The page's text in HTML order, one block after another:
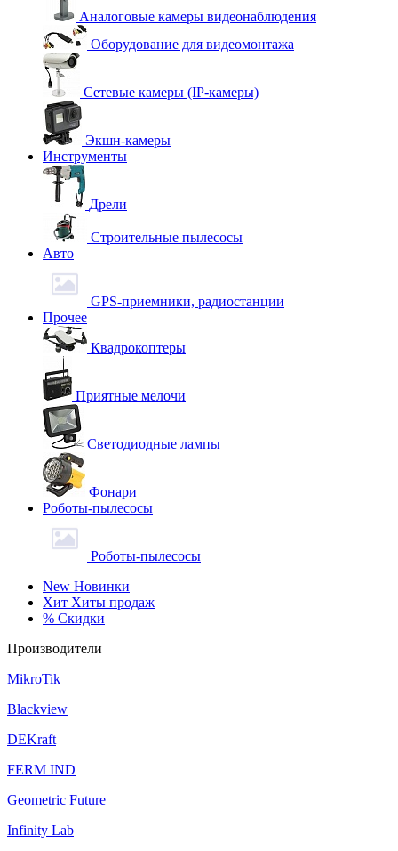
Аналоговые камеры видеонаблюдения
Оборудование для видеомонтажа
Сетевые камеры (IP-камеры)
Экшн-камеры
Инструменты
Дрели
Строительные пылесосы
Авто
GPS-приемники, радиостанции
Прочее
Квадрокоптеры
Приятные мелочи
Светодиодные лампы
Фонари
Роботы-пылесосы
Роботы-пылесосы
New Новинки
Хит Хиты продаж
% Скидки
Производители
MikroTik
Blackview
DEKraft
FERM IND
Geometric Future
Infinity Lab